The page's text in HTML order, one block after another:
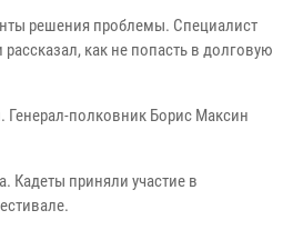
решения проблемы. Специалист
как не попасть в долговую
полковник Борис Максин
Кадеты приняли участие в